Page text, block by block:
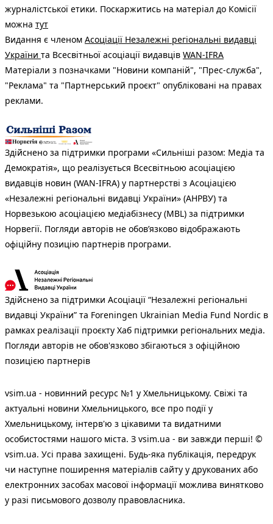
журналістської етики. Поскаржитись на матеріал до Комісії
можна тут
Видання є членом Асоціації Незалежні регіональні видавці
України та Всесвітньої асоціації видавців WAN-IFRA
Матеріали з позначками "Новини компаній", "Прес-служба",
"Реклама" та "Партнерський проєкт" опубліковані на правах
реклами.
Здійснено за підтримки програми «Сильніші разом: Медіа та
Демократія», що реалізується Всесвітньою асоціацією
видавців новин (WAN-IFRA) у партнерстві з Асоціацією
«Незалежні регіональні видавці України» (АНРВУ) та
Норвезькою асоціацією медіабізнесу (MBL) за підтримки
Норвегії. Погляди авторів не обов’язково відображають
офіційну позицію партнерів програми.
Здійснено за підтримки Асоціації “Незалежні регіональні
видавці України” та Foreningen Ukrainian Media Fund Nordic в
рамках реалізації проєкту Хаб підтримки регіональних медіа.
Погляди авторів не обов'язково збігаються з офіційною
позицією партнерів
vsim.ua - новинний ресурс №1 у Хмельницькому. Свіжі та
актуальні новини Хмельницького, все про події у
Хмельницькому, інтерв'ю з цікавими та видатними
особистостями нашого міста. З vsim.ua - ви завжди перші! ©
vsim.ua. Усі права захищені. Будь-яка публiкацiя, передрук
чи наступне поширення матеріалів сайту у друкованих або
електронних засобах масової інформації можлива винятково
у разі письмового дозволу правовласника.